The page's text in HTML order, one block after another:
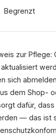
Begrenzt
zur
sich
dem Shop-
dafür,
— das ist